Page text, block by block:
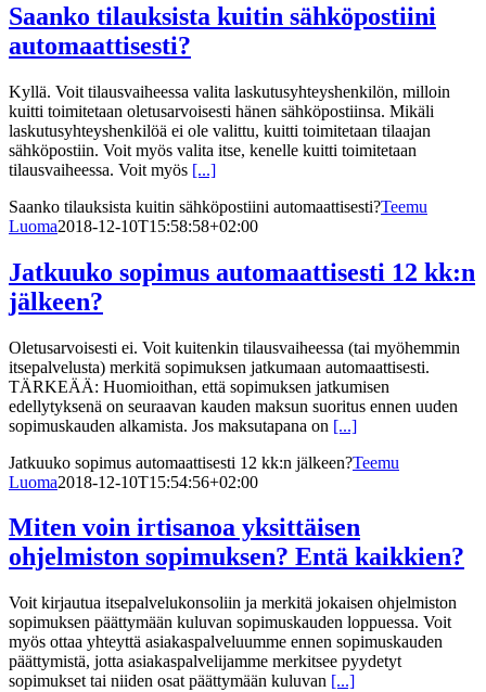
Saanko tilauksista kuitin sähköpostiini
automaattisesti?
Kyllä. Voit tilausvaiheessa valita laskutusyhteyshenkilön, milloin
kuitti toimitetaan oletusarvoisesti hänen sähköpostiinsa. Mikäli
laskutusyhteyshenkilöä ei ole valittu, kuitti toimitetaan tilaajan
sähköpostiin. Voit myös valita itse, kenelle kuitti toimitetaan
tilausvaiheessa. Voit myös [...]
Saanko tilauksista kuitin sähköpostiini automaattisesti?Teemu
Luoma2018-12-10T15:58:58+02:00
Jatkuuko sopimus automaattisesti 12 kk:n
jälkeen?
Oletusarvoisesti ei. Voit kuitenkin tilausvaiheessa (tai myöhemmin
itsepalvelusta) merkitä sopimuksen jatkumaan automaattisesti.
TÄRKEÄÄ: Huomioithan, että sopimuksen jatkumisen
edellytyksenä on seuraavan kauden maksun suoritus ennen uuden
sopimuskauden alkamista. Jos maksutapana on [...]
Jatkuuko sopimus automaattisesti 12 kk:n jälkeen?Teemu
Luoma2018-12-10T15:54:56+02:00
Miten voin irtisanoa yksittäisen
ohjelmiston sopimuksen? Entä kaikkien?
Voit kirjautua itsepalvelukonsoliin ja merkitä jokaisen ohjelmiston
sopimuksen päättymään kuluvan sopimuskauden loppuessa. Voit
myös ottaa yhteyttä asiakaspalveluumme ennen sopimuskauden
päättymistä, jotta asiakaspalvelijamme merkitsee pyydetyt
sopimukset tai niiden osat päättymään kuluvan [...]